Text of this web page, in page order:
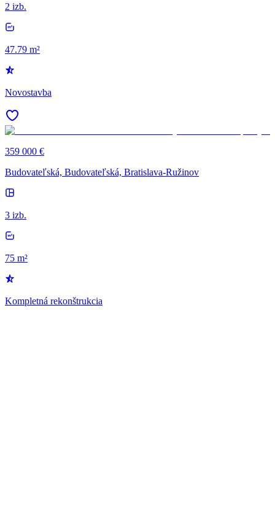
2 izb.
47.79 m²
Novostavba
359 000 €
Budovateľská, Budovateľská, Bratislava-Ružinov
3 izb.
75 m²
Kompletná rekonštrukcia